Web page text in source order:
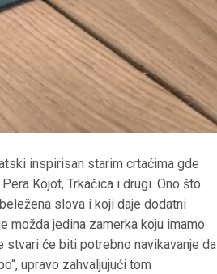
inspirisan starim crtaćima gde
Kojot, Trkačica i drugi. Ono što
slova i koji daje dodatni
možda jedina zamerka koju imamo
će biti potrebno navikavanje da
upravo zahvaljujući tom